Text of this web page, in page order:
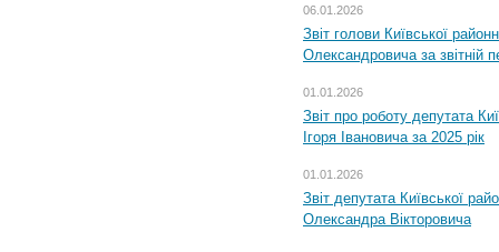
06.01.2026
Звіт голови Київської
Олександровича за звітній
01.01.2026
Звіт про роботу депутата
Ігоря Івановича за 2025 рік
01.01.2026
Звіт депутата Київської
Олександра Вікторовича